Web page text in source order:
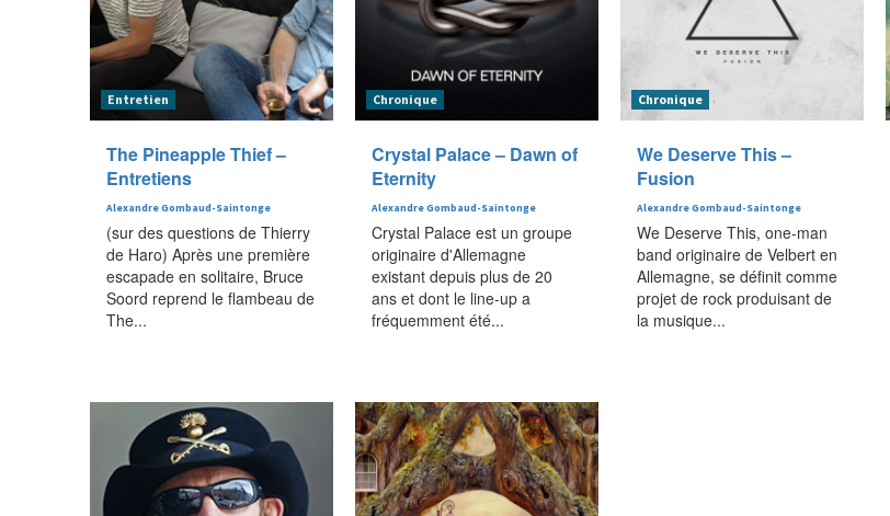
Entretien
The Pineapple Thief –
Entretiens
Alexandre Gombaud-Saintonge
(sur des questions de Thierry
de Haro) Après une première
escapade en solitaire, Bruce
Soord reprend le flambeau de
The...
Chronique
Crystal Palace – Dawn of
Eternity
Alexandre Gombaud-Saintonge
Crystal Palace est un groupe
originaire d'Allemagne
existant depuis plus de 20
ans et dont le line-up a
fréquemment été...
Chronique
We Deserve This –
Fusion
Alexandre Gombaud-Saintonge
We Deserve This, one-man
band originaire de Velbert en
Allemagne, se définit comme
projet de rock produisant de
la musique...